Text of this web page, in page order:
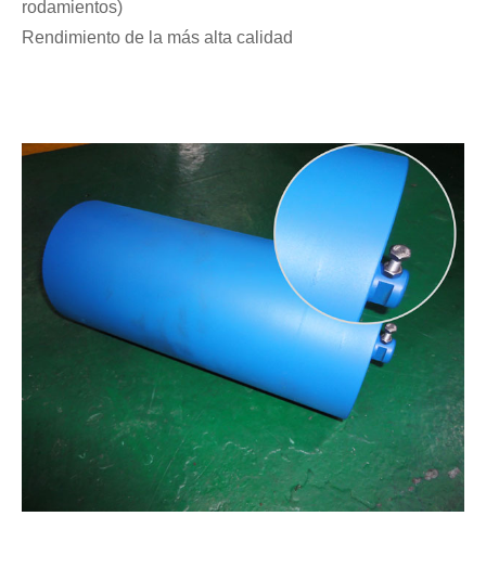
rodamientos)
Rendimiento de la más alta calidad